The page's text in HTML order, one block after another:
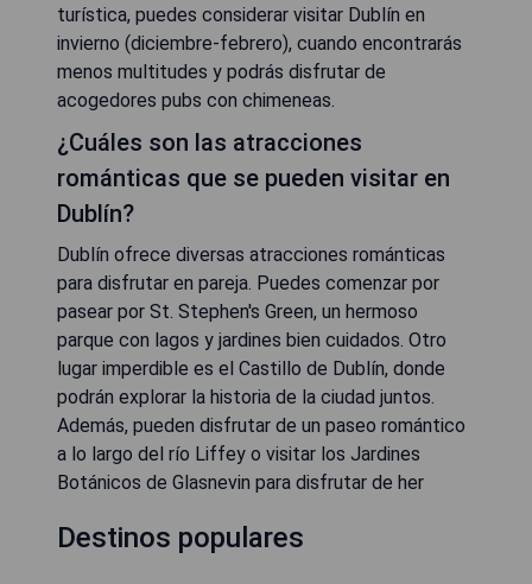
turística, puedes considerar visitar Dublín en
invierno (diciembre-febrero), cuando encontrarás
menos multitudes y podrás disfrutar de
acogedores pubs con chimeneas.
¿Cuáles son las atracciones
románticas que se pueden visitar en
Dublín?
Dublín ofrece diversas atracciones románticas
para disfrutar en pareja. Puedes comenzar por
pasear por St. Stephen's Green, un hermoso
parque con lagos y jardines bien cuidados. Otro
lugar imperdible es el Castillo de Dublín, donde
podrán explorar la historia de la ciudad juntos.
Además, pueden disfrutar de un paseo romántico
a lo largo del río Liffey o visitar los Jardines
Botánicos de Glasnevin para disfrutar de her
Destinos populares